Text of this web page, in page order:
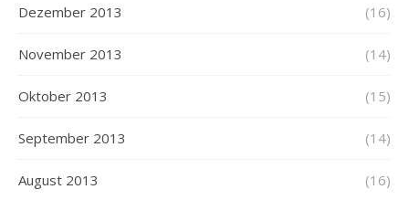
Dezember 2013 (16)
November 2013 (14)
Oktober 2013 (15)
September 2013 (14)
August 2013 (16)